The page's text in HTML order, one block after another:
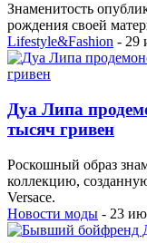
Знаменитость
рождения своей
Lifestyle&Fashion - 29
Дуа Липа
тысяч гривен
Роскошный образ
коллекцию,
Versace.
Новости моды - 23